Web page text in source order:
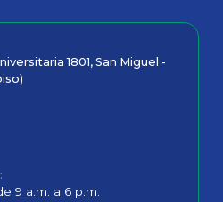
1801, San Miguel -
9 a.m. a 6 p.m.